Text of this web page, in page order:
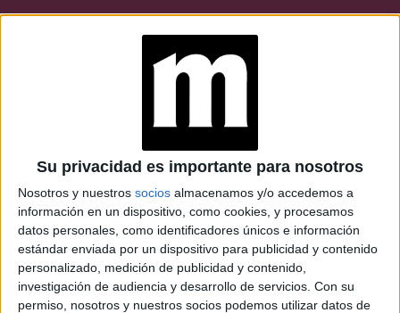
Su privacidad es importante para nosotros
Nosotros y nuestros socios almacenamos y/o accedemos a
información en un dispositivo, como cookies, y procesamos
datos personales, como identificadores únicos e información
estándar enviada por un dispositivo para publicidad y contenido
personalizado, medición de publicidad y contenido,
investigación de audiencia y desarrollo de servicios. Con su
permiso, nosotros y nuestros socios podemos utilizar datos de
Caras Noticias
Weekend Parabrisas
Look
Luz Mía Lunateen Break BATimes
© Perfil.com 2006-2019 - Todos los derechos reservados
Registro de Propiedad Intelectual: Nro. 5346433